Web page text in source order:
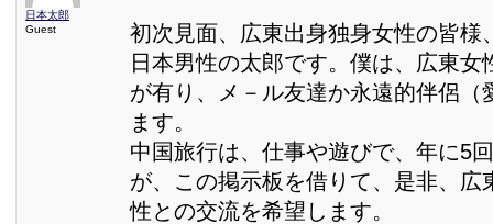
日本太郎
Guest
初次見面、広東出身独身女性の皆様
日本男性の太郎です。僕は、広東女
が有り、メ－ル友達か永遠的伴侶（
ます。
中国旅行は、仕事や遊びで、年に5
が、この掲示板を借りて、是非、広
性との交流を希望します。